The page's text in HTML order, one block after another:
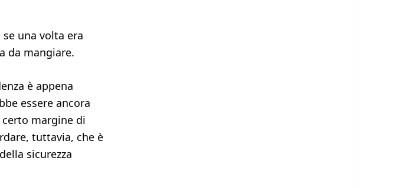
una volta era
da mangiare.
è appena
essere ancora
margine di
tuttavia, che è
sicurezza